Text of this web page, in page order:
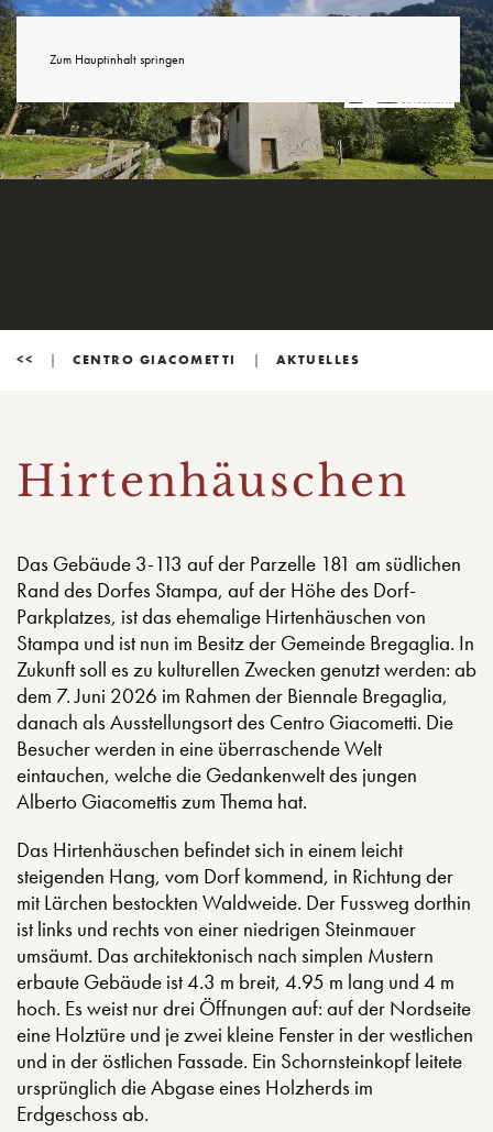
Zum Hauptinhalt springen
<< CENTRO GIACOMETTI AKTUELLES
Hirtenhäuschen
Das Gebäude 3-113 auf der Parzelle 181 am südlichen
Rand des Dorfes Stampa, auf der Höhe des Dorf-
Parkplatzes, ist das ehemalige Hirtenhäuschen von
Stampa und ist nun im Besitz der Gemeinde Bregaglia. In
Zukunft soll es zu kulturellen Zwecken genutzt werden: ab
dem 7. Juni 2026 im Rahmen der Biennale Bregaglia,
danach als Ausstellungsort des Centro Giacometti. Die
Besucher werden in eine überraschende Welt
eintauchen, welche die Gedankenwelt des jungen
Alberto Giacomettis zum Thema hat.
Das Hirtenhäuschen befindet sich in einem leicht
steigenden Hang, vom Dorf kommend, in Richtung der
mit Lärchen bestockten Waldweide. Der Fussweg dorthin
ist links und rechts von einer niedrigen Steinmauer
umsäumt. Das architektonisch nach simplen Mustern
erbaute Gebäude ist 4.3 m breit, 4.95 m lang und 4 m
hoch. Es weist nur drei Öffnungen auf: auf der Nordseite
eine Holztüre und je zwei kleine Fenster in der westlichen
und in der östlichen Fassade. Ein Schornsteinkopf leitete
ursprünglich die Abgase eines Holzherds im
Erdgeschoss ab.